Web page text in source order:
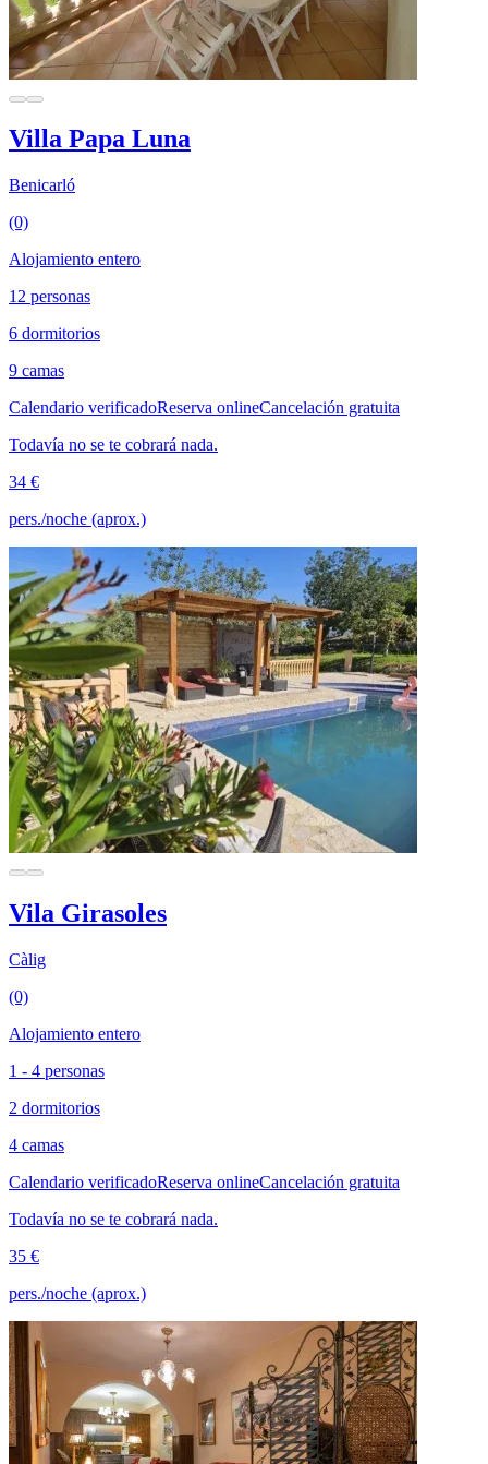
Villa Papa Luna
Benicarló
(0)
Alojamiento entero
12 personas
6 dormitorios
9 camas
Calendario verificadoReserva onlineCancelación gratuita
Todavía no se te cobrará nada.
34 €
pers./noche (aprox.)
Vila Girasoles
Càlig
(0)
Alojamiento entero
1 - 4 personas
2 dormitorios
4 camas
Calendario verificadoReserva onlineCancelación gratuita
Todavía no se te cobrará nada.
35 €
pers./noche (aprox.)